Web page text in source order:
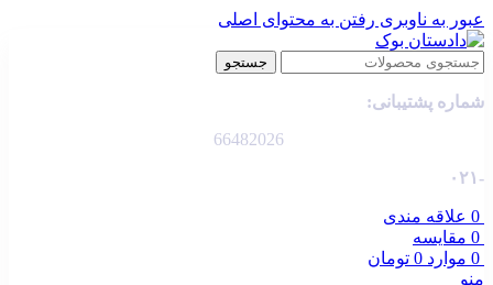
عبور به ناوبری رفتن به محتوای اصلی
جستجو
شماره پشتیبانی:
66482026
-۰۲۱
0 علاقه مندی
0 مقایسه
0 موارد 0 تومان
منو